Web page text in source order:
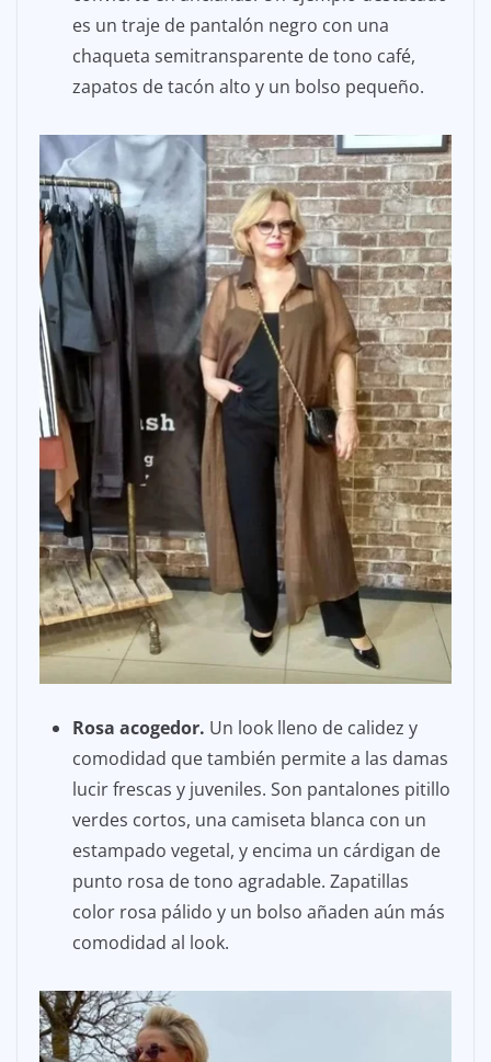
es un traje de pantalón negro con una
chaqueta semitransparente de tono café,
zapatos de tacón alto y un bolso pequeño.
Rosa acogedor. Un look lleno de calidez y
comodidad que también permite a las damas
lucir frescas y juveniles. Son pantalones pitillo
verdes cortos, una camiseta blanca con un
estampado vegetal, y encima un cárdigan de
punto rosa de tono agradable. Zapatillas
color rosa pálido y un bolso añaden aún más
comodidad al look.